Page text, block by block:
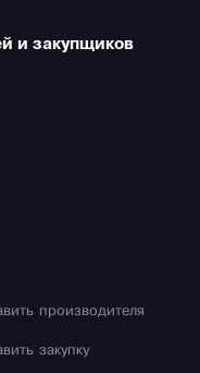
и закупщиков
производителя
закупку